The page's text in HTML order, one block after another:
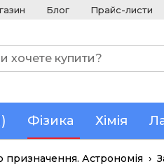
Блог Прайс-листи
Фізика Хімія
призначення. Астрономія ›